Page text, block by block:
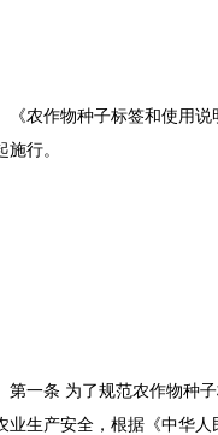
作物种子标签和使用说明
施行。
条 为了规范农作物种子
业生产安全，根据《中华人